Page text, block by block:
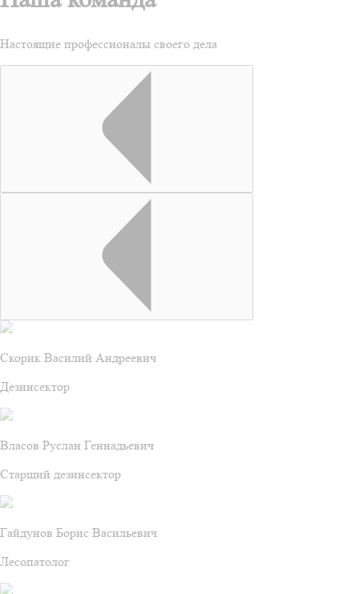
Настоящие профессионалы своего дела
Скорик Василий Андреевич
Дезинсектор
Власов Руслан Геннадьевич
Старший дезинсектор
Гайдунов Борис Васильевич
Лесопатолог